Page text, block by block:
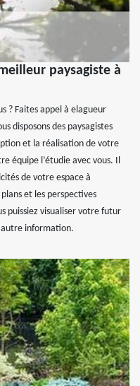
paysagiste à
? Faites appel à elagueur
disposons des paysagistes
et la réalisation de votre
équipe l’étudie avec vous. Il
de votre espace à
et les perspectives
puissiez visualiser votre futur
information.